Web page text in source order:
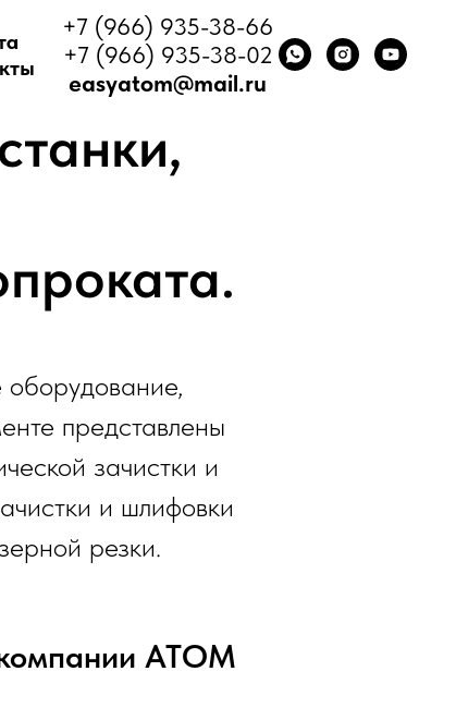
+7 (966) 935-38-66
+7 (966) 935-38-02
easyatom@mail.ru
представлены
зачистки и
и шлифовки
резки.
компании АТОМ